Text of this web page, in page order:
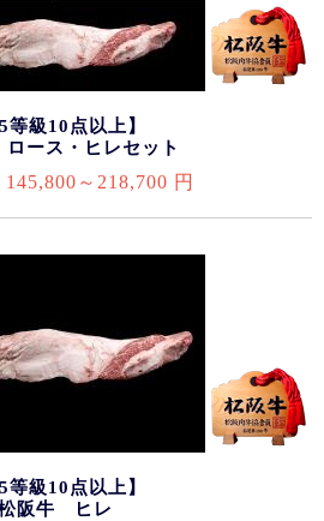
等級10点以上】
ース・ヒレセット
145,800～218,700 円
等級10点以上】
阪牛 ヒレ